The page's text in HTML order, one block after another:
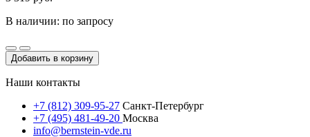
В наличии: по запросу
Добавить в корзину
Наши контакты
+7 (812) 309-95-27 Санкт-Петербург
+7 (495) 481-49-20 Москва
info@bernstein-vde.ru